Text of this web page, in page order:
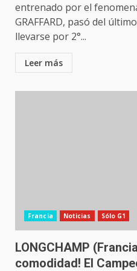
entrenado por el
GRAFFARD, pasó del
llevarse por 2°...
Leer más
Francia Noticias Sólo G1
LONGCHAMP
comodidad! El